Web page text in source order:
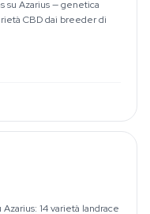
su Azarius — genetica
CBD dai breeder di
14 varietà landrace